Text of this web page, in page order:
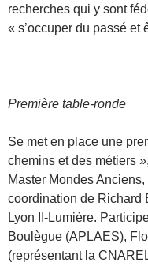
recherches qui y sont
« s’occuper du passé et
Première table-ronde
Se met en place une
chemins et des métiers
Master Mondes
coordination de Richard
Lyon II-Lumière.
Boulègue (APLAES),
(représentant la